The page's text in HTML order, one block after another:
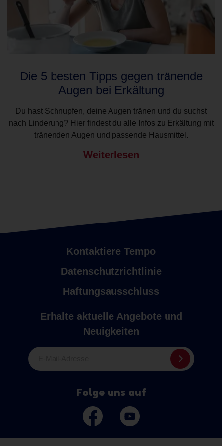
Die 5 besten Tipps gegen tränende
Augen bei Erkältung
Du hast Schnupfen, deine Augen tränen und du suchst
nach Linderung? Hier findest du alle Infos zu Erkältung mit
tränenden Augen und passende Hausmittel.
Weiterlesen
Kontaktiere Tempo
Datenschutzrichtlinie
Haftungsausschluss
Erhalte aktuelle Angebote und
Neuigkeiten
Folge uns auf